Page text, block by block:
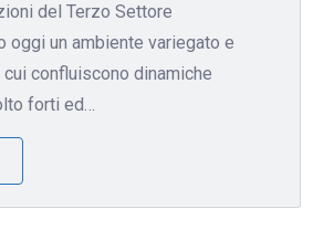
del Terzo Settore
oggi un ambiente variegato e
confluiscono dinamiche
forti ed…